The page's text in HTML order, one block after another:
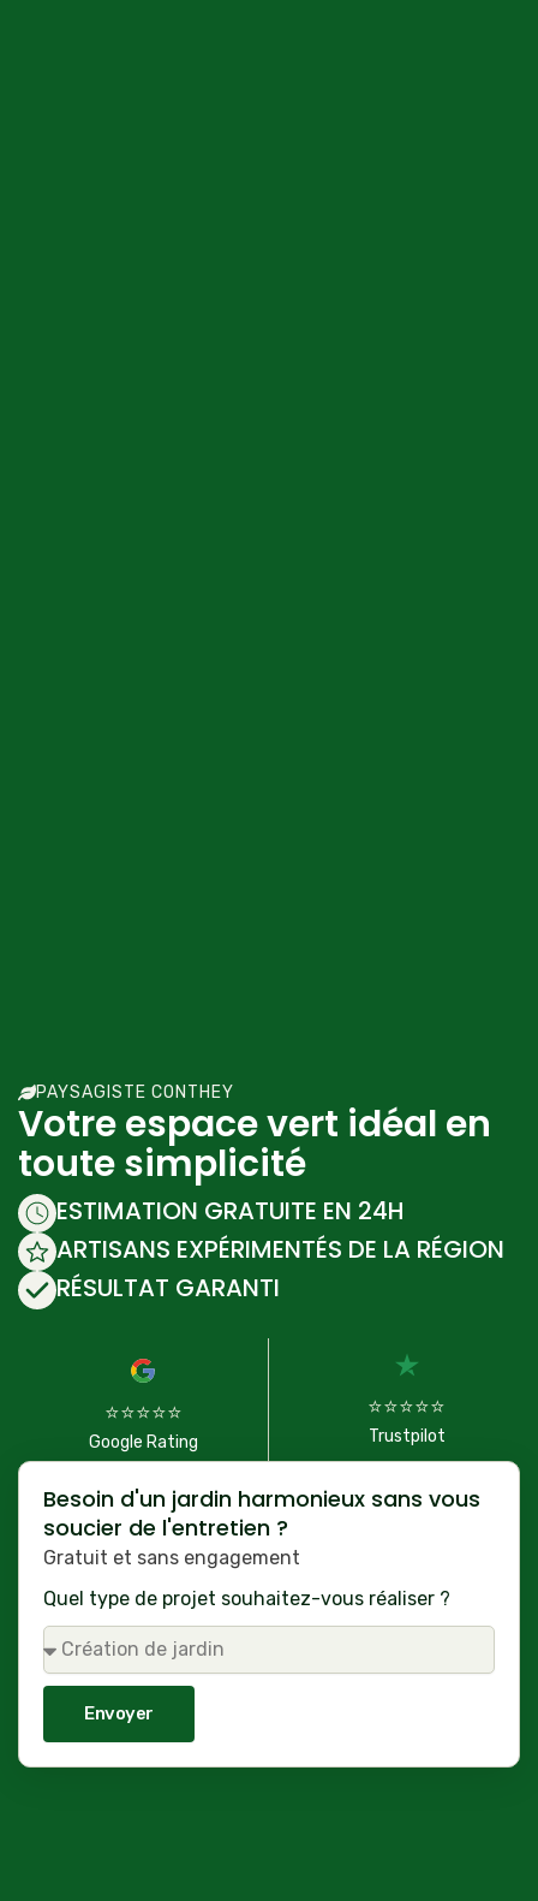
PAYSAGISTE CONTHEY
Votre espace vert idéal en
toute simplicité
ESTIMATION GRATUITE EN 24H
ARTISANS EXPÉRIMENTÉS DE LA RÉGION
RÉSULTAT GARANTI
⭐⭐⭐⭐⭐
Google Rating
⭐⭐⭐⭐⭐
Trustpilot
Besoin d'un jardin harmonieux sans vous
soucier de l'entretien ?
Gratuit et sans engagement
Quel type de projet souhaitez-vous réaliser ?
Envoyer